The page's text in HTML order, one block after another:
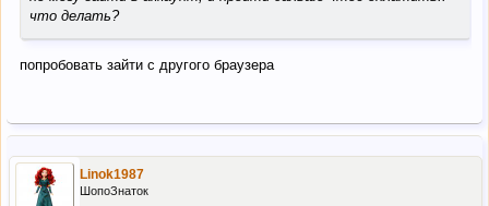
что делать?
попробовать зайти с другого браузера
Linok1987
ШопоЗнаток